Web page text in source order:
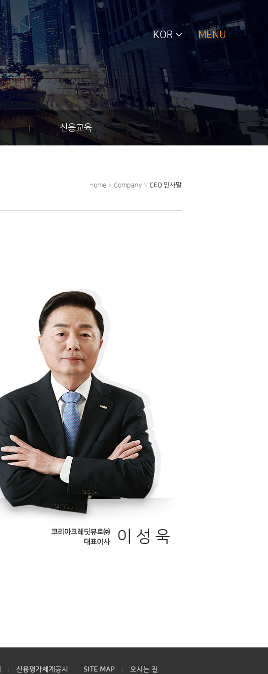
KOR MENU
신용교육
Home Company CEO 인사말
코리아크레딧뷰로㈜
대표이사
이 성 욱
신용평가체계공시 SITE MAP 오시는 길